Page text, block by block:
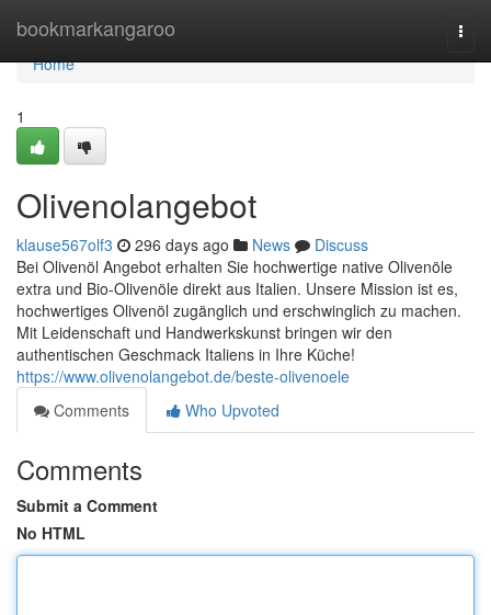
bookmarkangaroo
Home
Home
1
Olivenolangebot
klause567olf3 296 days ago News
Discuss
Bei Olivenöl Angebot erhalten Sie hochwertige native Olivenöle
extra und Bio-Olivenöle direkt aus Italien. Unsere Mission ist es,
hochwertiges Olivenöl zugänglich und erschwinglich zu machen.
Mit Leidenschaft und Handwerkskunst bringen wir den
authentischen Geschmack Italiens in Ihre Küche!
https://www.olivenolangebot.de/beste-olivenoele
Comments
Who Upvoted
Comments
Submit a Comment
No HTML